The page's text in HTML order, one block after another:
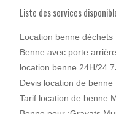
Liste des services
Location benne déchets
Benne avec porte
location benne 24H/24
Devis location de benne
Tarif location de benne